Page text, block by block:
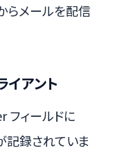
らメールを配信
イアント
フィールドに
記録されていま